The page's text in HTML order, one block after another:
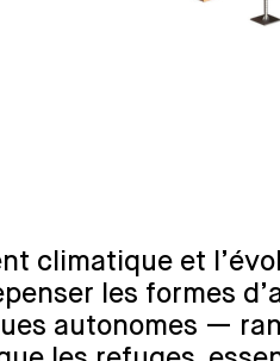
climatique et
les formes
autonomes —